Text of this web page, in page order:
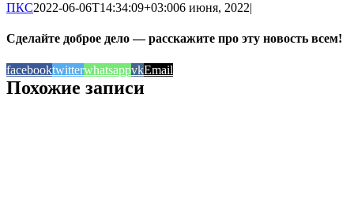
ПКС2022-06-06T14:34:09+03:006 июня, 2022|
Сделайте доброе дело — расскажите про эту новость всем!
facebooktwitterwhatsappvkEmail
Похожие записи